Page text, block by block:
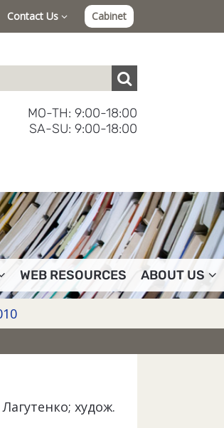
Contact Us Cabinet
MO-TH: 9:00-18:00
SA-SU: 9:00-18:00
WEB RESOURCES ABOUT US
худож.